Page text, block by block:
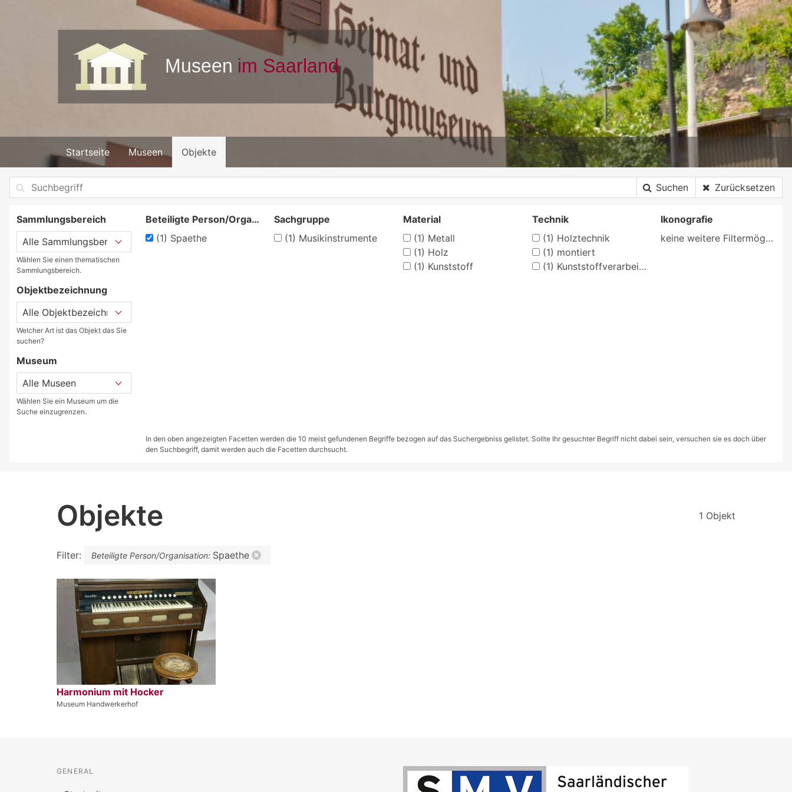
Startseite Museen Objekte
Suchen Zurücksetzen
Sammlungsbereich
Wählen Sie einen thematischen
Sammlungsbereich.
Objektbezeichnung
Welcher Art ist das Objekt das Sie
suchen?
Museum
Wählen Sie ein Museum um die
Suche einzugrenzen.
Beteiligte Person/Organisation
(1) Spaethe
Sachgruppe
(1) Musikinstrumente
Material
(1) Metall
(1) Holz
(1) Kunststoff
Technik
(1) Holztechnik
(1) montiert
(1) Kunststoffverarbeitung
Ikonografie
keine weitere Filtermöglichkeit
In den oben angezeigten Facetten werden die 10 meist gefundenen Begriffe bezogen auf das Suchergebniss gelistet. Sollte Ihr gesuchter Begriff nicht dabei sein, versuchen sie es doch über
den Suchbegriff, damit werden auch die Facetten durchsucht.
Objekte 1 Objekt
Filter: Beteiligte Person/Organisation: Spaethe
Harmonium mit Hocker
Museum Handwerkerhof
GENERAL